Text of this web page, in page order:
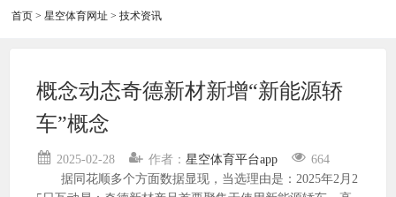
首页 >星空体育网址 >技术资讯
概念动态奇德新材新增“新能源轿
车”概念
2025-02-28 作者： 星空体育平台app
664
据同花顺多个方面数据显现，当选理由是：2025年2月2